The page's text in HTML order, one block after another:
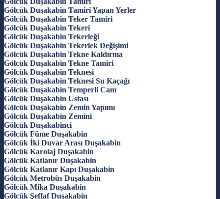
Gölcük Duşakabin Tamiri Yapan Yerler
Gölcük Duşakabin Teker Tamiri
Gölcük Duşakabin Tekeri
Gölcük Duşakabin Tekerleği
Gölcük Duşakabin Tekerlek Değişimi
Gölcük Duşakabin Tekne Kaldırma
Gölcük Duşakabin Tekne Tamiri
Gölcük Duşakabin Teknesi
Gölcük Duşakabin Teknesi Su Kaçağı
Gölcük Duşakabin Temperli Cam
Gölcük Duşakabin Ustası
Gölcük Duşakabin Zemin Yapımı
Gölcük Duşakabin Zemini
Gölcük Duşakabinci
Gölcük Füme Duşakabin
Gölcük İki Duvar Arası Duşakabin
Gölcük Karolaj Duşakabin
Gölcük Katlanır Duşakabin
Gölcük Katlanır Kapı Duşakabin
Gölcük Metrobüs Duşakabin
Gölcük Mika Duşakabin
Gölcük Şeffaf Duşakabin